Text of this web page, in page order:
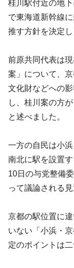
桂川駅付近の地
で東海道新幹線
推す方針を決定し
前原共同代表は
案」について、
文化財などへの
し、桂川案の方
と述べました。
一方の自民は小
南北に駅を設置
10日の与党整備
って議論される見
京都の駅位置に
いない「小浜・
定のポイントは二